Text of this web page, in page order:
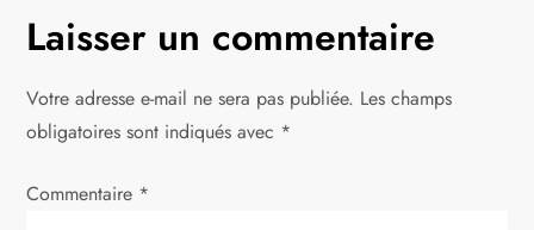
g
a
t
i
Laisser un commentaire
Votre adresse e-mail ne sera pas publiée. Les champs
obligatoires sont indiqués avec *
Commentaire *